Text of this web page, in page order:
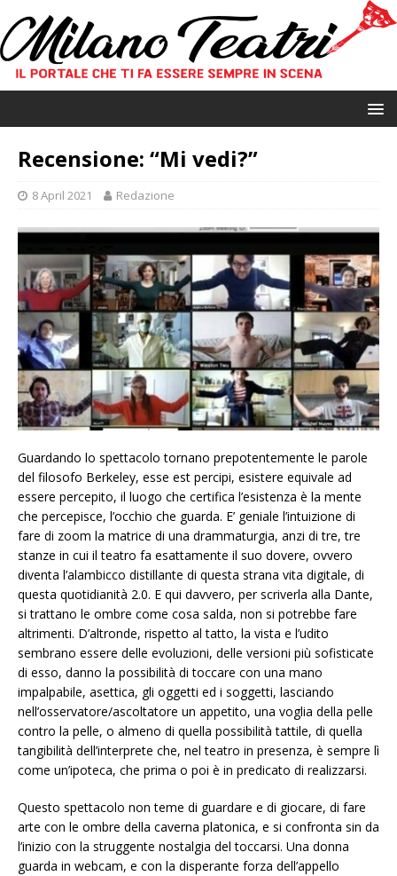
Recensione: “Mi vedi?”
8 April 2021 Redazione
Guardando lo spettacolo tornano prepotentemente le parole
del filosofo Berkeley, esse est percipi, esistere equivale ad
essere percepito, il luogo che certifica l’esistenza è la mente
che percepisce, l’occhio che guarda. E’ geniale l’intuizione di
fare di zoom la matrice di una drammaturgia, anzi di tre, tre
stanze in cui il teatro fa esattamente il suo dovere, ovvero
diventa l’alambicco distillante di questa strana vita digitale, di
questa quotidianità 2.0. E qui davvero, per scriverla alla Dante,
si trattano le ombre come cosa salda, non si potrebbe fare
altrimenti. D’altronde, rispetto al tatto, la vista e l’udito
sembrano essere delle evoluzioni, delle versioni più sofisticate
di esso, danno la possibilità di toccare con una mano
impalpabile, asettica, gli oggetti ed i soggetti, lasciando
nell’osservatore/ascoltatore un appetito, una voglia della pelle
contro la pelle, o almeno di quella possibilità tattile, di quella
tangibilità dell’interprete che, nel teatro in presenza, è sempre lì
come un’ipoteca, che prima o poi è in predicato di realizzarsi.
Questo spettacolo non teme di guardare e di giocare, di fare
arte con le ombre della caverna platonica, e si confronta sin da
l’inizio con la struggente nostalgia del toccarsi. Una donna
guarda in webcam, e con la disperante forza dell’appello